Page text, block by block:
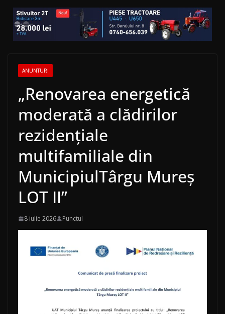
ANUNTURI
„Renovarea energetică
moderată a clădirilor
rezidențiale
multifamiliale din
MunicipiulTârgu Mureș
LOT II”
8 iulie 2026 Punctul